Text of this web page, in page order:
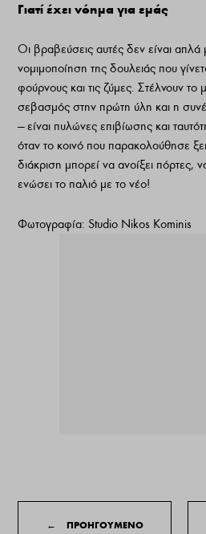
Γιατί έχει νόημα για εμάς
Οι βραβεύσεις αυτές δεν είναι απλά
νομιμοποίηση της δουλειάς που
φούρνους και τις ζύμες. Στέλνουν το
σεβασμός στην πρώτη ύλη και η
— είναι πυλώνες επιβίωσης και
όταν το κοινό που παρακολούθησε
διάκριση μπορεί να ανοίξει πόρτες,
ενώσει το παλιό με το νέο!
Φωτογραφία: Studio Nikos Kominis
← ΠΡΟΗΓΟΥΜΕΝΟ